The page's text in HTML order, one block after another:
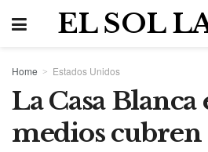
EL SOL
Home Estados Unidos
La Casa
medios